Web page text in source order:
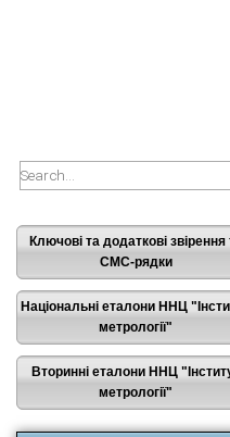
Ключові та додаткові звірення
СМС-рядки
Національні еталони ННЦ
метрології"
Вторинні еталони ННЦ
метрології"